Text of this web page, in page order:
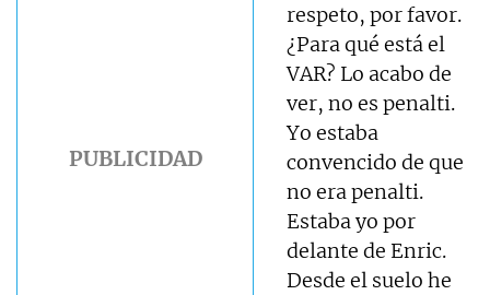
respeto, por favor.
¿Para qué está el
VAR? Lo acabo de
ver, no es penalti.
Yo estaba
convencido de que
no era penalti.
Estaba yo por
delante de Enric.
Desde el suelo he